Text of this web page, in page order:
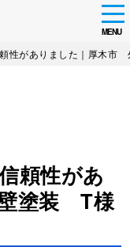
MENU
性がありました｜厚木
頼性があ
塗装 T様